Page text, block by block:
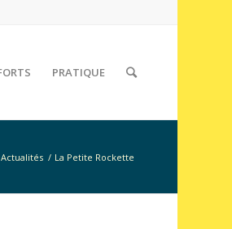
PRATIQUE
Actualités / La Petite Rockette